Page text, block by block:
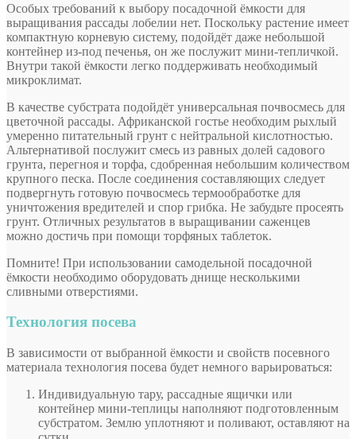
Особых требований к выбору посадочной ёмкости для
выращивания рассады лобелии нет. Поскольку растение имеет
компактную корневую систему, подойдёт даже небольшой
контейнер из-под печенья, он же послужит мини-тепличкой.
Внутри такой ёмкости легко поддерживать необходимый
микроклимат.
В качестве субстрата подойдёт универсальная почвосмесь для
цветочной рассады. Африканской гостье необходим рыхлый
умеренно питательный грунт с нейтральной кислотностью.
Альтернативой послужит смесь из равных долей садового
грунта, перегноя и торфа, сдобренная небольшим количеством
крупного песка. После соединения составляющих следует
подвергнуть готовую почвосмесь термообработке для
уничтожения вредителей и спор грибка. Не забудьте просеять
грунт. Отличных результатов в выращивании саженцев
можно достичь при помощи торфяных таблеток.
Помните! При использовании самодельной посадочной
ёмкости необходимо оборудовать днище несколькими
сливными отверстиями.
Технология посева
В зависимости от выбранной ёмкости и свойств посевного
материала технология посева будет немного варьироваться:
Индивидуальную тару, рассадные ящички или
контейнер мини-теплицы наполняют подготовленным
субстратом. Землю уплотняют и поливают, оставляют на